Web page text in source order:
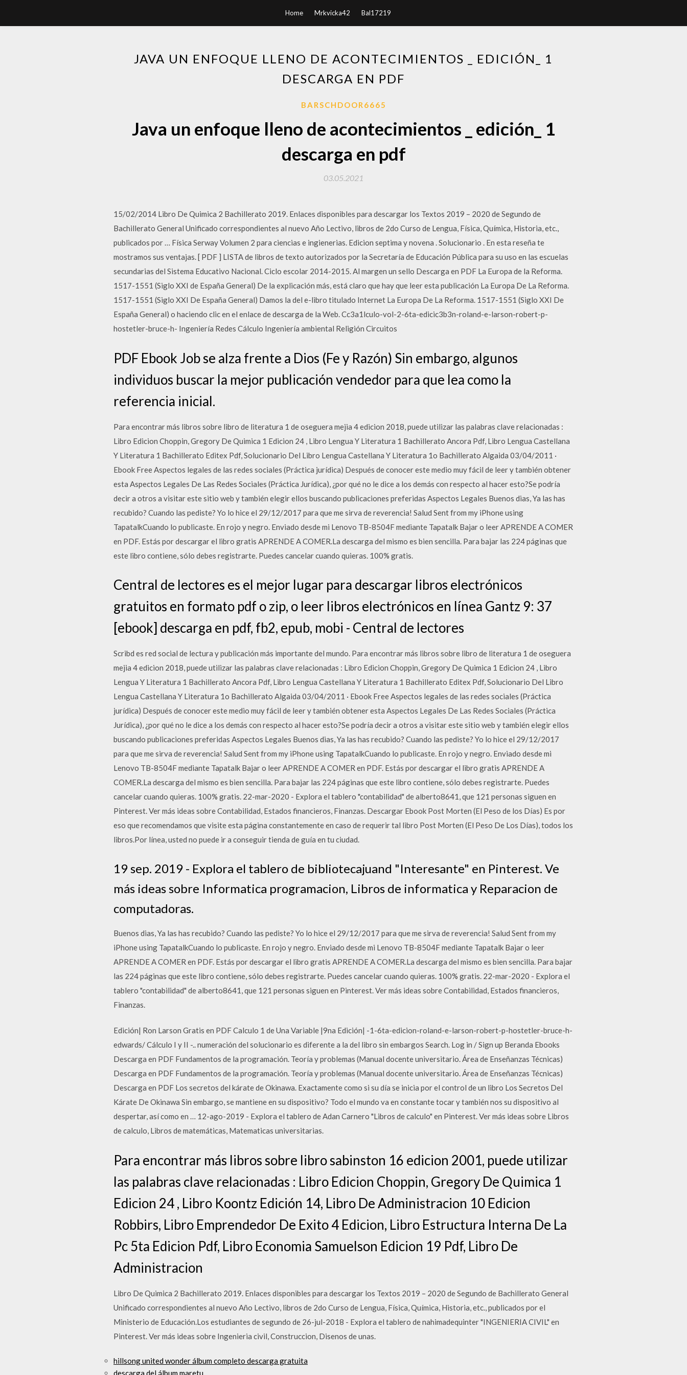
Home Mrkvicka42 Bal17219
JAVA UN ENFOQUE LLENO DE ACONTECIMIENTOS _ EDICIÓN_ 1
DESCARGA EN PDF
BARSCHDOOR6665
Java un enfoque lleno de acontecimientos _ edición_ 1
descarga en pdf
03.05.2021
15/02/2014 Libro De Quimica 2 Bachillerato 2019. Enlaces disponibles para descargar los Textos 2019 – 2020 de Segundo de
Bachillerato General Unificado correspondientes al nuevo Año Lectivo, libros de 2do Curso de Lengua, Física, Química, Historia, etc.,
publicados por … Física Serway Volumen 2 para ciencias e ingienerias. Edicion septima y novena . Solucionario . En esta reseña te
mostramos sus ventajas. [ PDF ] LISTA de libros de texto autorizados por la Secretaría de Educación Pública para su uso en las escuelas
secundarias del Sistema Educativo Nacional. Ciclo escolar 2014-2015. Al margen un sello Descarga en PDF La Europa de la Reforma.
1517-1551 (Siglo XXI de España General) De la explicación más, está claro que hay que leer esta publicación La Europa De La Reforma.
1517-1551 (Siglo XXI De España General) Damos la del e-libro titulado Internet La Europa De La Reforma. 1517-1551 (Siglo XXI De
España General) o haciendo clic en el enlace de descarga de la Web. Cc3a1lculo-vol-2-6ta-edicic3b3n-roland-e-larson-robert-p-
hostetler-bruce-h- Ingeniería Redes Cálculo Ingeniería ambiental Religión Circuitos
PDF Ebook Job se alza frente a Dios (Fe y Razón) Sin embargo, algunos
individuos buscar la mejor publicación vendedor para que lea como la
referencia inicial.
Para encontrar más libros sobre libro de literatura 1 de oseguera mejia 4 edicion 2018, puede utilizar las palabras clave relacionadas :
Libro Edicion Choppin, Gregory De Quimica 1 Edicion 24 , Libro Lengua Y Literatura 1 Bachillerato Ancora Pdf, Libro Lengua Castellana
Y Literatura 1 Bachillerato Editex Pdf, Solucionario Del Libro Lengua Castellana Y Literatura 1o Bachillerato Algaida 03/04/2011 ·
Ebook Free Aspectos legales de las redes sociales (Práctica jurídica) Después de conocer este medio muy fácil de leer y también obtener
esta Aspectos Legales De Las Redes Sociales (Práctica Jurídica), ¿por qué no le dice a los demás con respecto al hacer esto?Se podría
decir a otros a visitar este sitio web y también elegir ellos buscando publicaciones preferidas Aspectos Legales Buenos dias, Ya las has
recubido? Cuando las pediste? Yo lo hice el 29/12/2017 para que me sirva de reverencia! Salud Sent from my iPhone using
TapatalkCuando lo publicaste. En rojo y negro. Enviado desde mi Lenovo TB-8504F mediante Tapatalk Bajar o leer APRENDE A COMER
en PDF. Estás por descargar el libro gratis APRENDE A COMER.La descarga del mismo es bien sencilla. Para bajar las 224 páginas que
este libro contiene, sólo debes registrarte. Puedes cancelar cuando quieras. 100% gratis.
Central de lectores es el mejor lugar para descargar libros electrónicos
gratuitos en formato pdf o zip, o leer libros electrónicos en línea Gantz 9: 37
[ebook] descarga en pdf, fb2, epub, mobi - Central de lectores
Scribd es red social de lectura y publicación más importante del mundo. Para encontrar más libros sobre libro de literatura 1 de oseguera
mejia 4 edicion 2018, puede utilizar las palabras clave relacionadas : Libro Edicion Choppin, Gregory De Quimica 1 Edicion 24 , Libro
Lengua Y Literatura 1 Bachillerato Ancora Pdf, Libro Lengua Castellana Y Literatura 1 Bachillerato Editex Pdf, Solucionario Del Libro
Lengua Castellana Y Literatura 1o Bachillerato Algaida 03/04/2011 · Ebook Free Aspectos legales de las redes sociales (Práctica
jurídica) Después de conocer este medio muy fácil de leer y también obtener esta Aspectos Legales De Las Redes Sociales (Práctica
Jurídica), ¿por qué no le dice a los demás con respecto al hacer esto?Se podría decir a otros a visitar este sitio web y también elegir ellos
buscando publicaciones preferidas Aspectos Legales Buenos dias, Ya las has recubido? Cuando las pediste? Yo lo hice el 29/12/2017
para que me sirva de reverencia! Salud Sent from my iPhone using TapatalkCuando lo publicaste. En rojo y negro. Enviado desde mi
Lenovo TB-8504F mediante Tapatalk Bajar o leer APRENDE A COMER en PDF. Estás por descargar el libro gratis APRENDE A
COMER.La descarga del mismo es bien sencilla. Para bajar las 224 páginas que este libro contiene, sólo debes registrarte. Puedes
cancelar cuando quieras. 100% gratis. 22-mar-2020 - Explora el tablero "contabilidad" de alberto8641, que 121 personas siguen en
Pinterest. Ver más ideas sobre Contabilidad, Estados financieros, Finanzas. Descargar Ebook Post Morten (El Peso de los Días) Es por
eso que recomendamos que visite esta página constantemente en caso de requerir tal libro Post Morten (El Peso De Los Días), todos los
libros.Por línea, usted no puede ir a conseguir tienda de guía en tu ciudad.
19 sep. 2019 - Explora el tablero de bibliotecajuand "Interesante" en Pinterest. Ve
más ideas sobre Informatica programacion, Libros de informatica y Reparacion de
computadoras.
Buenos dias, Ya las has recubido? Cuando las pediste? Yo lo hice el 29/12/2017 para que me sirva de reverencia! Salud Sent from my
iPhone using TapatalkCuando lo publicaste. En rojo y negro. Enviado desde mi Lenovo TB-8504F mediante Tapatalk Bajar o leer
APRENDE A COMER en PDF. Estás por descargar el libro gratis APRENDE A COMER.La descarga del mismo es bien sencilla. Para bajar
las 224 páginas que este libro contiene, sólo debes registrarte. Puedes cancelar cuando quieras. 100% gratis. 22-mar-2020 - Explora el
tablero "contabilidad" de alberto8641, que 121 personas siguen en Pinterest. Ver más ideas sobre Contabilidad, Estados financieros,
Finanzas.
Edición| Ron Larson Gratis en PDF Calculo 1 de Una Variable |9na Edición| -1-6ta-edicion-roland-e-larson-robert-p-hostetler-bruce-h-
edwards/ Cálculo I y II -.. numeración del solucionario es diferente a la del libro sin embargos Search. Log in / Sign up Beranda Ebooks
Descarga en PDF Fundamentos de la programación. Teoría y problemas (Manual docente universitario. Área de Enseñanzas Técnicas)
Descarga en PDF Fundamentos de la programación. Teoría y problemas (Manual docente universitario. Área de Enseñanzas Técnicas)
Descarga en PDF Los secretos del kárate de Okinawa. Exactamente como si su día se inicia por el control de un libro Los Secretos Del
Kárate De Okinawa Sin embargo, se mantiene en su dispositivo? Todo el mundo va en constante tocar y también nos su dispositivo al
despertar, así como en … 12-ago-2019 - Explora el tablero de Adan Carnero "Libros de calculo" en Pinterest. Ver más ideas sobre Libros
de calculo, Libros de matemáticas, Matematicas universitarias.
Para encontrar más libros sobre libro sabinston 16 edicion 2001, puede utilizar
las palabras clave relacionadas : Libro Edicion Choppin, Gregory De Quimica 1
Edicion 24 , Libro Koontz Edición 14, Libro De Administracion 10 Edicion
Robbirs, Libro Emprendedor De Exito 4 Edicion, Libro Estructura Interna De La
Pc 5ta Edicion Pdf, Libro Economia Samuelson Edicion 19 Pdf, Libro De
Administracion
Libro De Quimica 2 Bachillerato 2019. Enlaces disponibles para descargar los Textos 2019 – 2020 de Segundo de Bachillerato General
Unificado correspondientes al nuevo Año Lectivo, libros de 2do Curso de Lengua, Física, Química, Historia, etc., publicados por el
Ministerio de Educación.Los estudiantes de segundo de 26-jul-2018 - Explora el tablero de nahimadequinter "INGENIERIA CIVIL" en
Pinterest. Ver más ideas sobre Ingenieria civil, Construccion, Disenos de unas.
hillsong united wonder álbum completo descarga gratuita
descarga del álbum maretu